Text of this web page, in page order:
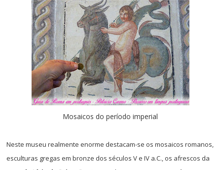
Mosaicos do período imperial
Neste museu realmente enorme destacam-se os mosaicos romanos,
esculturas gregas em bronze dos séculos V e IV a.C., os afrescos da